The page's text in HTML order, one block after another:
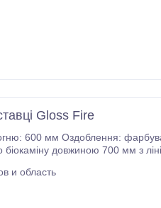
Gloss Fire
700 мм з лінією вогню 600 мм. •
и область